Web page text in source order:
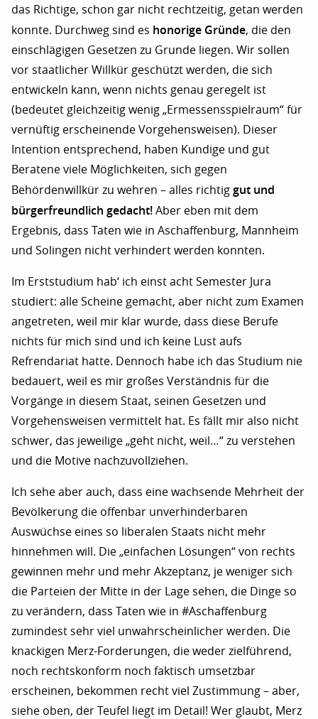
das Richtige, schon gar nicht rechtzeitig, getan werden
konnte. Durchweg sind es honorige Gründe, die den
einschlägigen Gesetzen zu Grunde liegen. Wir sollen
vor staatlicher Willkür geschützt werden, die sich
entwickeln kann, wenn nichts genau geregelt ist
(bedeutet gleichzeitig wenig „Ermessensspielraum“ für
vernüftig erscheinende Vorgehensweisen). Dieser
Intention entsprechend, haben Kundige und gut
Beratene viele Möglichkeiten, sich gegen
Behördenwillkür zu wehren – alles richtig gut und
bürgerfreundlich gedacht! Aber eben mit dem
Ergebnis, dass Taten wie in Aschaffenburg, Mannheim
und Solingen nicht verhindert werden konnten.
Im Erststudium hab‘ ich einst acht Semester Jura
studiert: alle Scheine gemacht, aber nicht zum Examen
angetreten, weil mir klar wurde, dass diese Berufe
nichts für mich sind und ich keine Lust aufs
Refrendariat hatte. Dennoch habe ich das Studium nie
bedauert, weil es mir großes Verständnis für die
Vorgänge in diesem Staat, seinen Gesetzen und
Vorgehensweisen vermittelt hat. Es fällt mir also nicht
schwer, das jeweilige „geht nicht, weil…“ zu verstehen
und die Motive nachzuvollziehen.
Ich sehe aber auch, dass eine wachsende Mehrheit der
Bevölkerung die offenbar unverhinderbaren
Auswüchse eines so liberalen Staats nicht mehr
hinnehmen will. Die „einfachen Lösungen“ von rechts
gewinnen mehr und mehr Akzeptanz, je weniger sich
die Parteien der Mitte in der Lage sehen, die Dinge so
zu verändern, dass Taten wie in #Aschaffenburg
zumindest sehr viel unwahrscheinlicher werden. Die
knackigen Merz-Forderungen, die weder zielführend,
noch rechtskonform noch faktisch umsetzbar
erscheinen, bekommen recht viel Zustimmung – aber,
siehe oben, der Teufel liegt im Detail! Wer glaubt, Merz